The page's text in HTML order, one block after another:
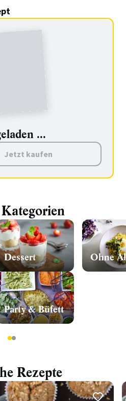
...
Jetzt kaufen
Dessert
Party & Büfett
Ohne
12
Rezepte